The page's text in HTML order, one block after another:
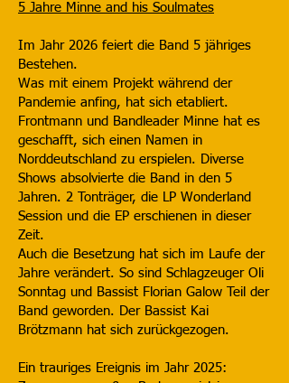
5 Jahre Minne and his Soulmates
Im Jahr 2026 feiert die Band 5 jähriges
Bestehen.
Was mit einem Projekt während der
Pandemie anfing, hat sich etabliert.
Frontmann und Bandleader Minne hat es
geschafft, sich einen Namen in
Norddeutschland zu erspielen. Diverse
Shows absolvierte die Band in den 5
Jahren. 2 Tonträger, die LP Wonderland
Session und die EP erschienen in dieser
Zeit.
Auch die Besetzung hat sich im Laufe der
Jahre verändert. So sind Schlagzeuger Oli
Sonntag und Bassist Florian Galow Teil der
Band geworden. Der Bassist Kai
Brötzmann hat sich zurückgezogen.
Ein trauriges Ereignis im Jahr 2025: